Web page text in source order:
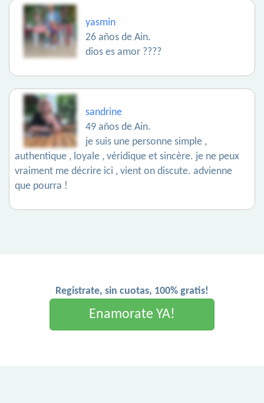
yasmin
26 años de Ain.
dios es amor ????
sandrine
49 años de Ain.
je suis une personne simple ,
authentique , loyale , véridique et sincère. je ne peux
vraiment me décrire ici , vient on discute. advienne
que pourra !
Registrate, sin cuotas, 100% gratis!
Enamorate YA!